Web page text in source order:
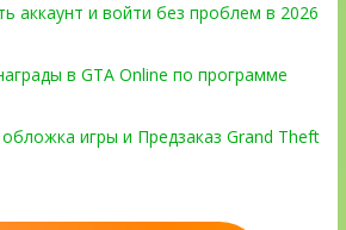
аккаунт и войти без проблем в 2026
в GTA Online по программе
игры и Предзаказ Grand Theft